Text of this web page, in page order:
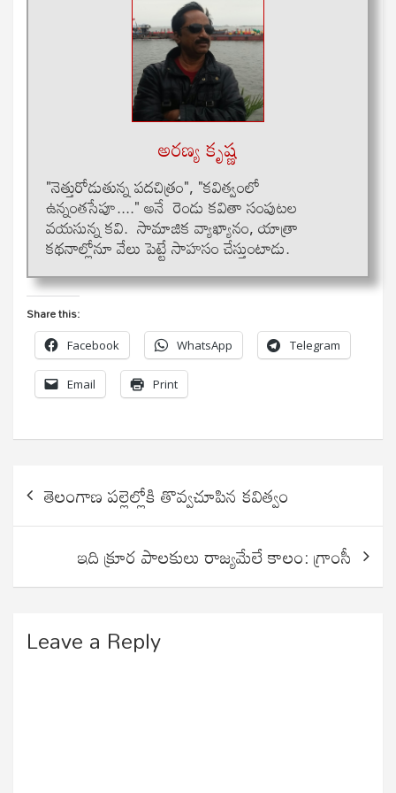
అరణ్య కృష్ణ
"నెత్తురోడుతున్న పదచిత్రం", "కవిత్వంలో
ఉన్నంతసేపూ...." అనే రెండు కవితా సంపుటల
వయసున్న కవి. సామాజిక వ్యాఖ్యానం, యాత్రా
కథనాల్లోనూ వేలు పెట్టే సాహసం చేస్తుంటాడు.
Share this:
Facebook WhatsApp Telegram
Email Print
navigation
తెలంగాణ పల్లెల్లోకి తొవ్వచూపిన కవిత్వం
ఇది క్రూర పాలకులు రాజ్యమేలే కాలం: గ్రాంసీ
Leave a Reply